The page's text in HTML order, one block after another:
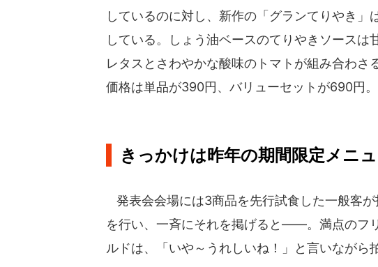
しているのに対し、新作の「グランてりやき」
している。しょう油ベースのてりやきソース
レタスとさわやかな酸味のトマトが組み合わさ
価格は単品が390円、バリューセットが690円。
きっかけは昨年の期間限定メニ
発表会会場には3商品を先行試食した一般客
を行い、一斉にそれを掲げると――。満点のフ
ルドは、「いや～うれしいね！」と言いながら